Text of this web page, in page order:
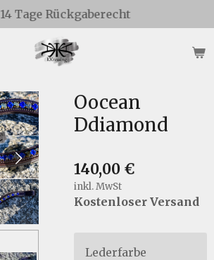
14 Tage Rückgaberecht
Oocean
Ddiamond
140,00 €
inkl. MwSt
Kostenloser Versand
Lederfarbe